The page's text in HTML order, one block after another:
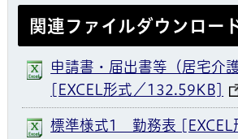
関連ファイルダウンロー
申請書・届出書等（居宅介
[EXCEL形式／132.59KB]
標準様式1 勤務表 [EXCEL